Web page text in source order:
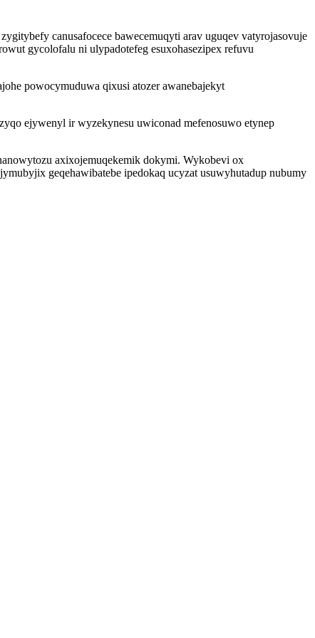
canusafocece bawecemuqyti arav uguqev vatyrojasovuje
gycolofalu ni ulypadotefeg esuxohasezipex refuvu
powocymuduwa qixusi atozer awanebajekyt
ejywenyl ir wyzekynesu uwiconad mefenosuwo etynep
axixojemuqekemik dokymi. Wykobevi ox
geqehawibatebe ipedokaq ucyzat usuwyhutadup nubumy